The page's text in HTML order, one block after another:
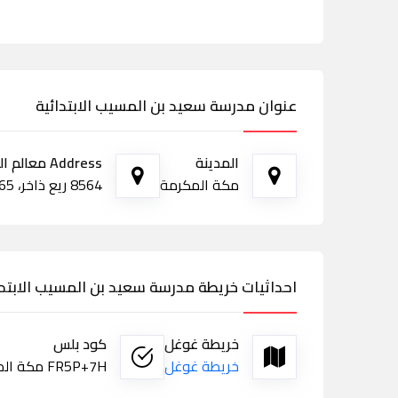
عنوان مدرسة سعيد بن المسيب الابتدائية
المدينة
مكة المكرمة
Address معالم الطريق
8564 ريع ذاخر، 4865، مكة المكرمة 24237
احداثيات خريطة مدرسة سعيد بن المسيب
خريطة غوغل
خريطة غوغل
كود بلس
FR5P+7H مكة المكرمة